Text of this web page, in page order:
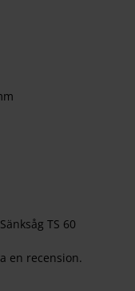
TS 60
en recension.